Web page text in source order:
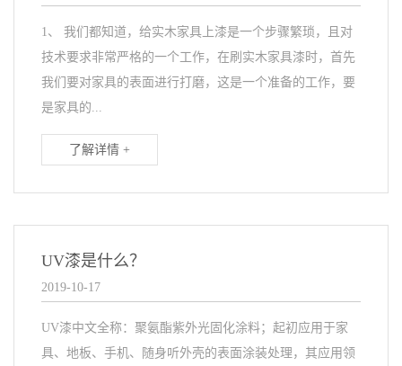
1、 我们都知道，给实木家具上漆是一个步骤繁琐，且对
技术要求非常严格的一个工作，在刷实木家具漆时，首先
我们要对家具的表面进行打磨，这是一个准备的工作，要
是家具的...
了解详情 +
UV漆是什么？
2019-10-17
UV漆中文全称：聚氨酯紫外光固化涂料；起初应用于家
具、地板、手机、随身听外壳的表面涂装处理，其应用领